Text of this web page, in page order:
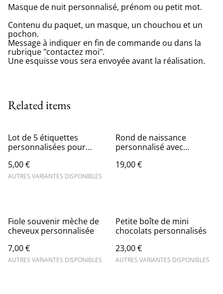
Masque de nuit personnalisé, prénom ou petit mot.
Contenu du paquet, un masque, un chouchou et un
pochon.
Message à indiquer en fin de commande ou dans la
rubrique "contactez moi".
Une esquisse vous sera envoyée avant la réalisation.
Related items
Lot de 5 étiquettes
personnalisées pour
5,00 €
AUTRES VARIANTES DISPONIBLES
Rond de naissance
personnalisé avec
pour bracelet de
19,00 €
Fiole souvenir mèche de
cheveux personnalisée
7,00 €
AUTRES VARIANTES DISPONIBLES
Petite boîte de mini
chocolats personnalisés
23,00 €
AUTRES VARIANTES DISPONIBLES